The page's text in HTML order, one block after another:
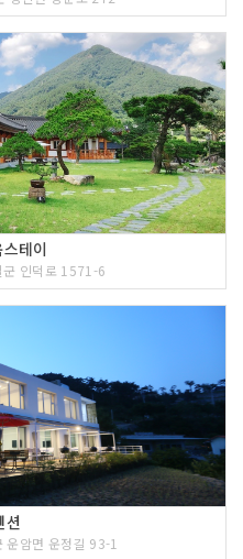
테이
군 인덕로 1571-6
션
운암면 운정길 93-1